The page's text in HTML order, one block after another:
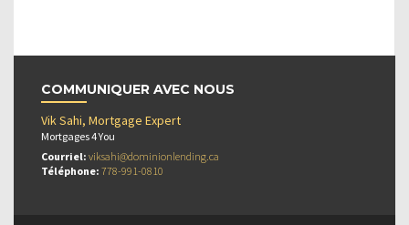
COMMUNIQUER AVEC NOUS
Vik Sahi, Mortgage Expert
Mortgages 4 You
Courriel: viksahi@dominionlending.ca
Téléphone: 778-991-0810